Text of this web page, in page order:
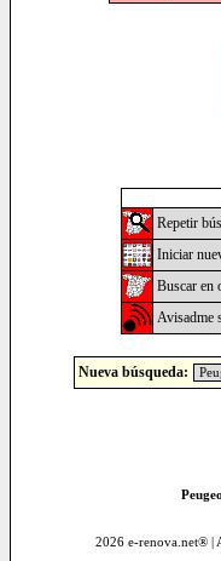
Repetir
Iniciar
Buscar en
Avisadme
Nueva búsqueda:
2026 e-renova.net® |